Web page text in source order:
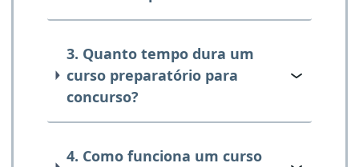
3. Quanto tempo dura um
curso preparatório para
concurso?
4. Como funciona um curso